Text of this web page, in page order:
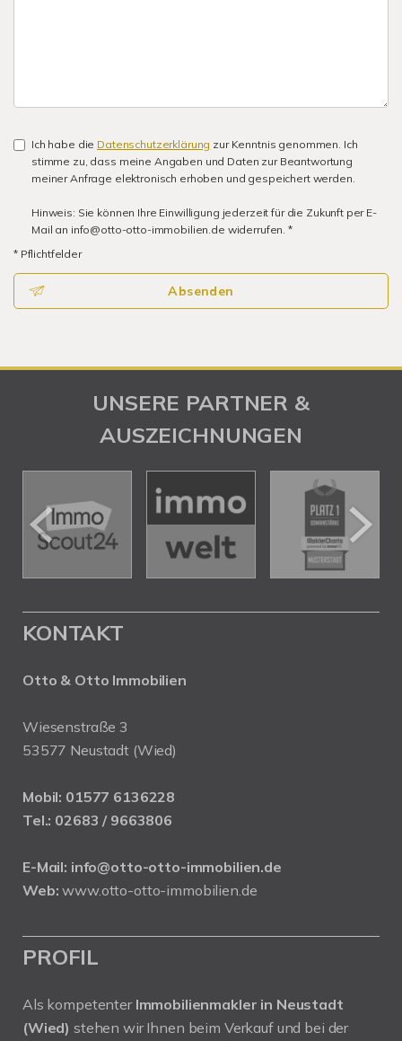
Ich habe die Datenschutzerklärung zur Kenntnis genommen. Ich
stimme zu, dass meine Angaben und Daten zur Beantwortung
meiner Anfrage elektronisch erhoben und gespeichert werden.
Hinweis: Sie können Ihre Einwilligung jederzeit für die Zukunft per E-
Mail an info@otto-otto-immobilien.de widerrufen. *
* Pflichtfelder
Absenden
UNSERE PARTNER &
AUSZEICHNUNGEN
KONTAKT
Otto & Otto Immobilien
Wiesenstraße 3
53577 Neustadt (Wied)
Mobil: 01577 6136228
Tel.: 02683 / 9663806
E-Mail: info@otto-otto-immobilien.de
Web: www.otto-otto-immobilien.de
PROFIL
Als kompetenter Immobilienmakler in Neustadt
(Wied) stehen wir Ihnen beim Verkauf und bei der